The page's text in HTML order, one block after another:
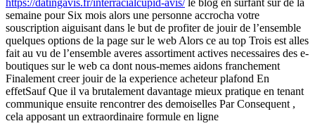
https://datingavis.fr/interracialcupid-avis/le blog en surfant sur de la
semaine pour Six mois alors une personne accrocha votre
souscription aiguisant dans le but de profiter de jouir de l’ensemble
quelques options de la page sur le web Alors ce au top Trois est alles
fait au vu de l’ensemble averes assortiment actives necessaires des e-
boutiques sur le web ca dont nous-memes aidons franchement
Finalement creer jouir de la experience acheteur plafond En
effetSauf Que il va brutalement davantage mieux pratique en tenant
communique ensuite rencontrer des demoiselles Par Consequent ,
cela apposant un extraordinaire formule en ligne